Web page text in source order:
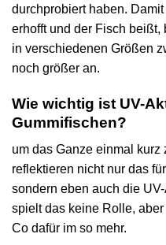
durchprobiert haben.
erhofft und der Fisch
in verschiedenen Größen
noch größer an.
Wie wichtig ist UV-
Gummifischen?
um das Ganze einmal kurz
reflektieren nicht nur das
sondern eben auch die
spielt das keine Rolle,
Co dafür im so mehr.